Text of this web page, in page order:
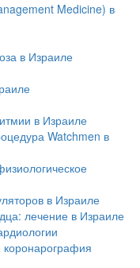
Medicine) в
в Израиле
в Израиле
Watchmen в
в Израиле
лечение в Израиле
коронарография